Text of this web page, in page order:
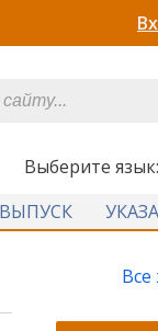
Выберите язык: